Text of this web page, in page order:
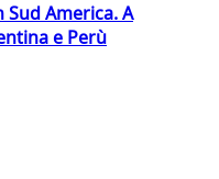
America. A
e Perù